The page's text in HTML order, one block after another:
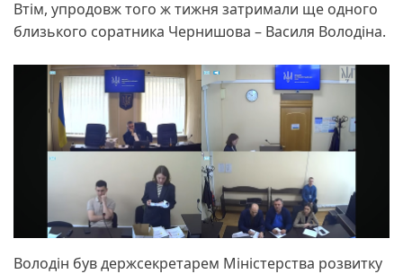
Втім, упродовж того ж тижня затримали ще одного
близького соратника Чернишова – Василя Володіна.
Володін був держсекретарем Міністерства розвитку